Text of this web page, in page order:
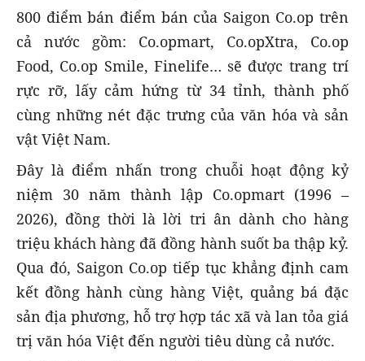
800 điểm bán điểm bán của Saigon Co.op trên
cả nước gồm: Co.opmart, Co.opXtra, Co.op
Food, Co.op Smile, Finelife… sẽ được trang trí
rực rỡ, lấy cảm hứng từ 34 tỉnh, thành phố
cùng những nét đặc trưng của văn hóa và sản
vật Việt Nam.
Đây là điểm nhấn trong chuỗi hoạt động kỷ
niệm 30 năm thành lập Co.opmart (1996 –
2026), đồng thời là lời tri ân dành cho hàng
triệu khách hàng đã đồng hành suốt ba thập kỷ.
Qua đó, Saigon Co.op tiếp tục khẳng định cam
kết đồng hành cùng hàng Việt, quảng bá đặc
sản địa phương, hỗ trợ hợp tác xã và lan tỏa giá
trị văn hóa Việt đến người tiêu dùng cả nước.